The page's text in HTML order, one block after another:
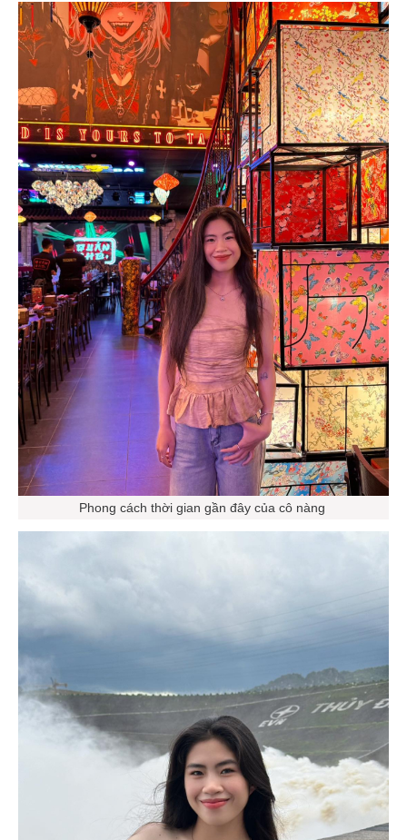
Phong cách thời gian gần đây của cô nàng